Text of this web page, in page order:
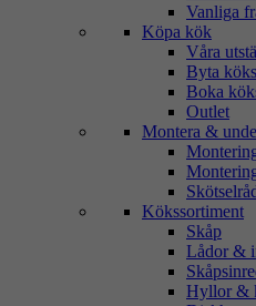
Vanliga
Köpa kök
Våra
Byta
Boka
Outlet
Montera &
Kökssortiment
Skåp
Lådor &
Hyllor &